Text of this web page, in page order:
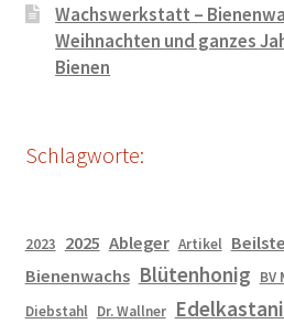
Wachswerkstatt –
Weihnachten und ganzes
Bienen
Schlagworte:
2023 2025 Ableger Artikel
Bienenwachs Blütenhonig BV
Diebstahl Dr. Wallner